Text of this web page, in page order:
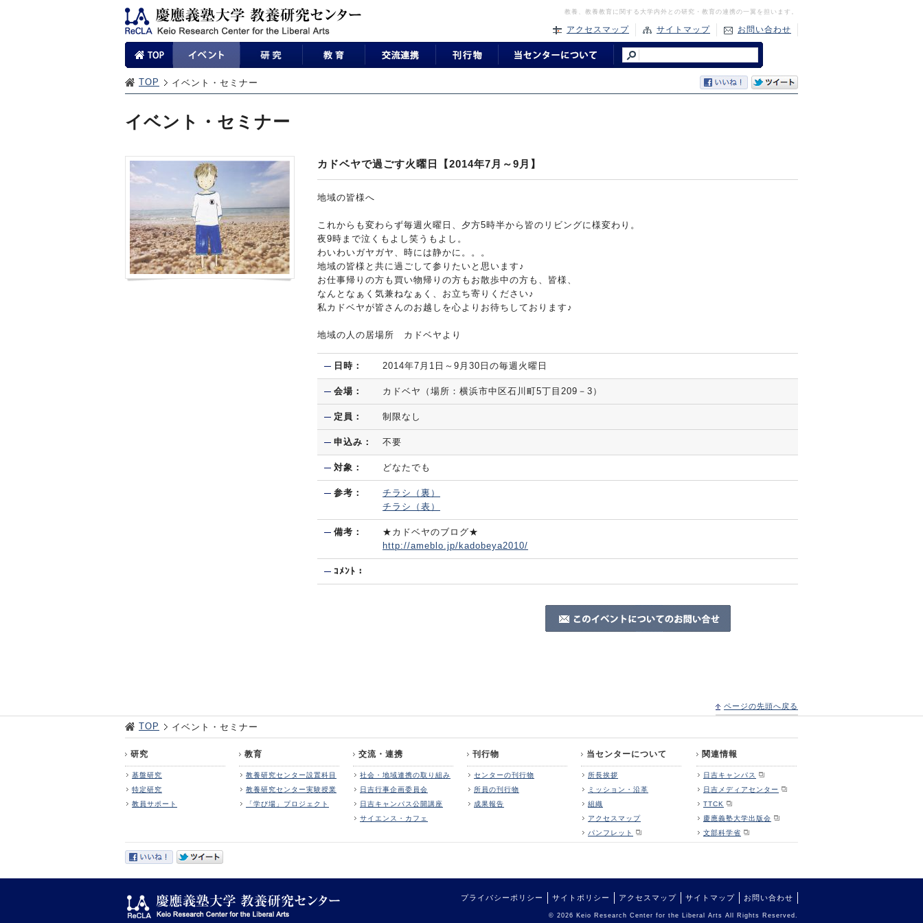
教養、教養教育に関する大学内外との研究・教育の連携の一翼を担います。
アクセスマップ サイトマップ お問い合わせ
TOP イベント・セミナー
イベント・セミナー
カドベヤで過ごす火曜日【2014年7月～9月】
地域の皆様へ
これからも変わらず毎週火曜日、夕方5時半から皆のリビングに様変わり。
夜9時まで泣くもよし笑うもよし。
わいわいガヤガヤ、時には静かに。。。
地域の皆様と共に過ごして参りたいと思います♪
お仕事帰りの方も買い物帰りの方もお散歩中の方も、皆様、
なんとなぁく気兼ねなぁく、お立ち寄りください♪
私カドベヤが皆さんのお越しを心よりお待ちしております♪
地域の人の居場所 カドベヤより
日時： 2014年7月1日～9月30日の毎週火曜日
会場： カドベヤ（場所：横浜市中区石川町5丁目209－3）
定員： 制限なし
申込み： 不要
対象： どなたでも
参考：
チラシ（裏）
チラシ（表）
備考：
★カドベヤのブログ★
http://ameblo.jp/kadobeya2010/
ｺﾒﾝﾄ：
ページの先頭へ戻る
TOP イベント・セミナー
研究
基盤研究
特定研究
教員サポート
教育
教養研究センター設置科目
教養研究センター実験授業
「学び場」プロジェクト
交流・連携
社会・地域連携の取り組み
日吉行事企画委員会
日吉キャンパス公開講座
サイエンス・カフェ
刊行物
センターの刊行物
所員の刊行物
成果報告
当センターについて
所長挨拶
ミッション・沿革
組織
アクセスマップ
パンフレット
関連情報
日吉キャンパス
日吉メディアセンター
TTCK
慶應義塾大学出版会
文部科学省
プライバシーポリシー サイトポリシー アクセスマップ サイトマップ お問い合わせ
© 2026 Keio Research Center for the Liberal Arts All Rights Reserved.